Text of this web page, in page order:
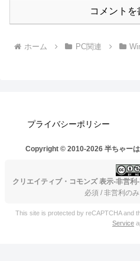
コメントを
ホーム PC関連
プライバシーポリシー
Copyright © 2010-2026 半ちゃー
クリエイティブ・コモンズ 表示-非営利
必須 / 非営利のみ
This site is protected by reCAPTCHA and
Service